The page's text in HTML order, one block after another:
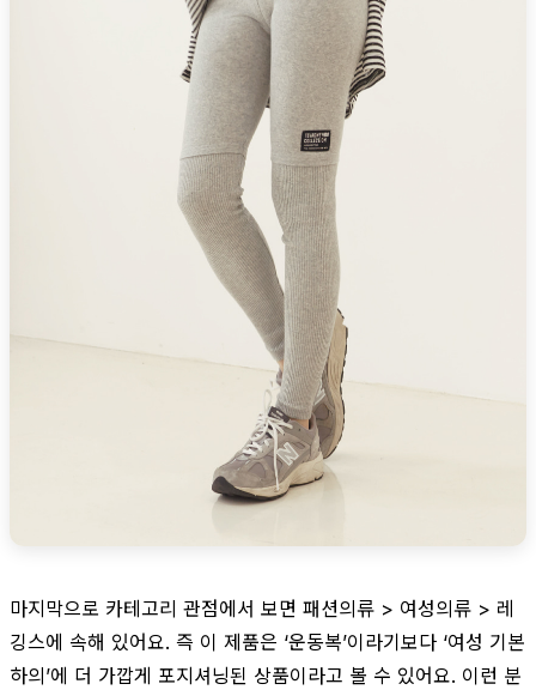
마지막으로 카테고리 관점에서 보면 패션의류 > 여성의류 > 레
깅스에 속해 있어요. 즉 이 제품은 ‘운동복’이라기보다 ‘여성 기본
하의’에 더 가깝게 포지셔닝된 상품이라고 볼 수 있어요. 이런 분